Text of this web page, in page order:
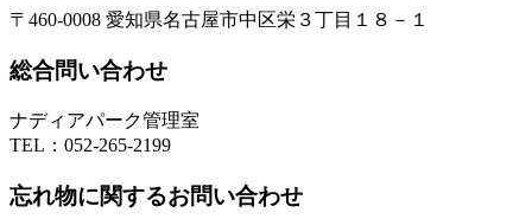
〒460-0008 愛知県名古屋市中区栄３丁目１８－１
総合問い合わせ
ナディアパーク管理室
TEL： 052-265-2199
忘れ物に関するお問い合わせ